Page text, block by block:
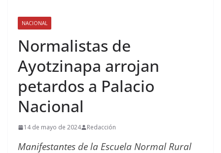
NACIONAL
Normalistas de
Ayotzinapa arrojan
petardos a Palacio
Nacional
14 de mayo de 2024 Redacción
Manifestantes de la Escuela Normal Rural